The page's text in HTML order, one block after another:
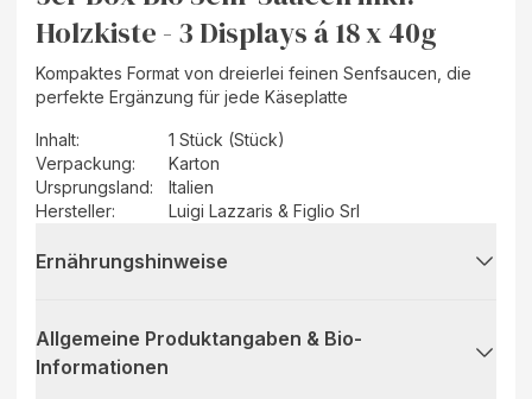
Holzkiste - 3 Displays á 18 x 40g
Kompaktes Format von dreierlei feinen Senfsaucen, die
perfekte Ergänzung für jede Käseplatte
Inhalt:
1 Stück (Stück)
Verpackung:
Karton
Ursprungsland:
Italien
Hersteller: Luigi Lazzaris & Figlio Srl
Ernährungshinweise
Allgemeine Produktangaben & Bio-
Informationen